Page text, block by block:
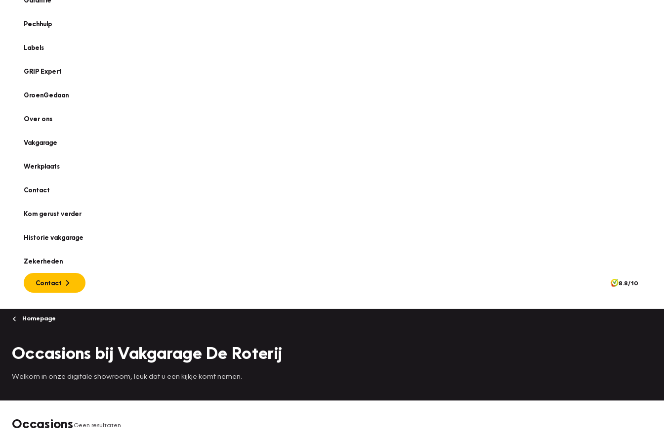
Pechhulp
Labels
GRIP Expert
GroenGedaan
Over ons
Vakgarage
Werkplaats
Contact
Kom gerust verder
Historie vakgarage
Zekerheden
Contact 8.8/10
Homepage
Occasions bij Vakgarage De Roterij
Welkom in onze digitale showroom, leuk dat u een kijkje komt nemen.
OccasionsGeen resultaten